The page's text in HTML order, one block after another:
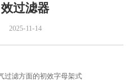
效过滤器
2025-11-14
过滤方面的初效字母架式